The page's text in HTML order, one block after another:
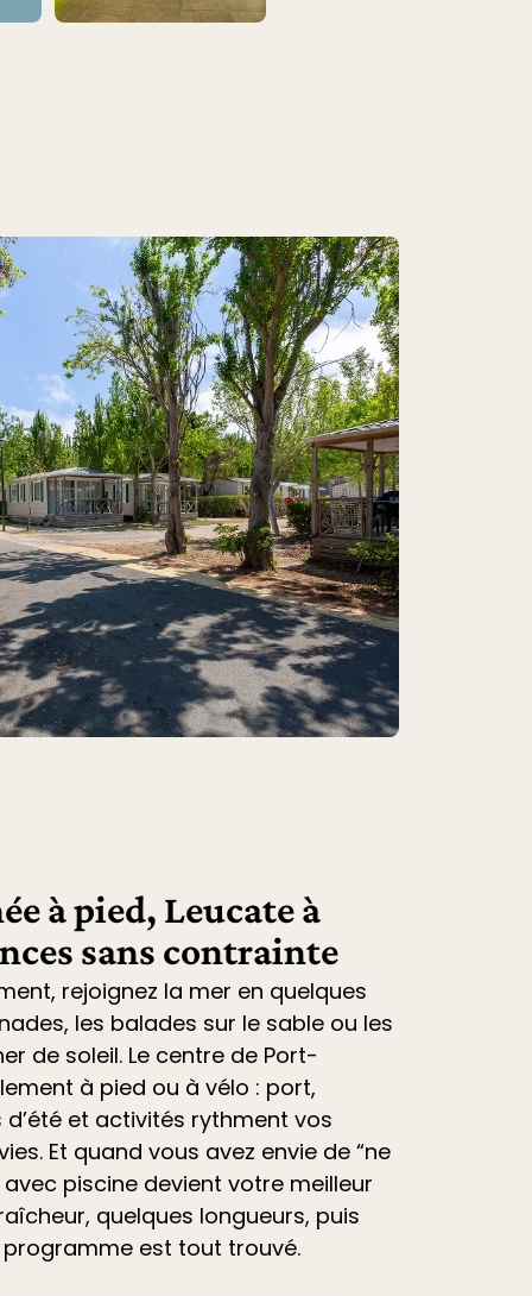
à pied, Leucate à
sans contrainte
rejoignez la mer en quelques
les balades sur le sable ou les
de soleil. Le centre de Port-
à pied ou à vélo : port,
et activités rythment vos
Et quand vous avez envie de “ne
piscine devient votre meilleur
quelques longueurs, puis
est tout trouvé.